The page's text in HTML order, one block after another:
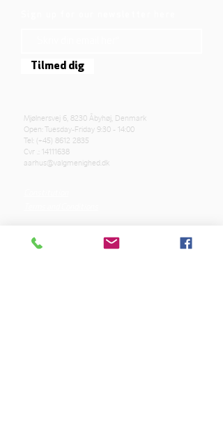
Tilmed dig
Mjølnersvej 6, 8230 Åbyhøj, Denmark
Open: Tuesday-Friday 9:30 - 14:00
Tel: (+45) 8612 2835
Cvr .: 14111638
aarhus@valgmenighed.dk